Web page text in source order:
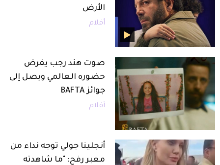
الأرض
أفلام
صوت هند رجب يفرض
حضوره العالمي ويصل إلى
جوائز BAFTA
أفلام
أنجلينا جولي توجه نداء من
معبر رفح: "ما شاهدته